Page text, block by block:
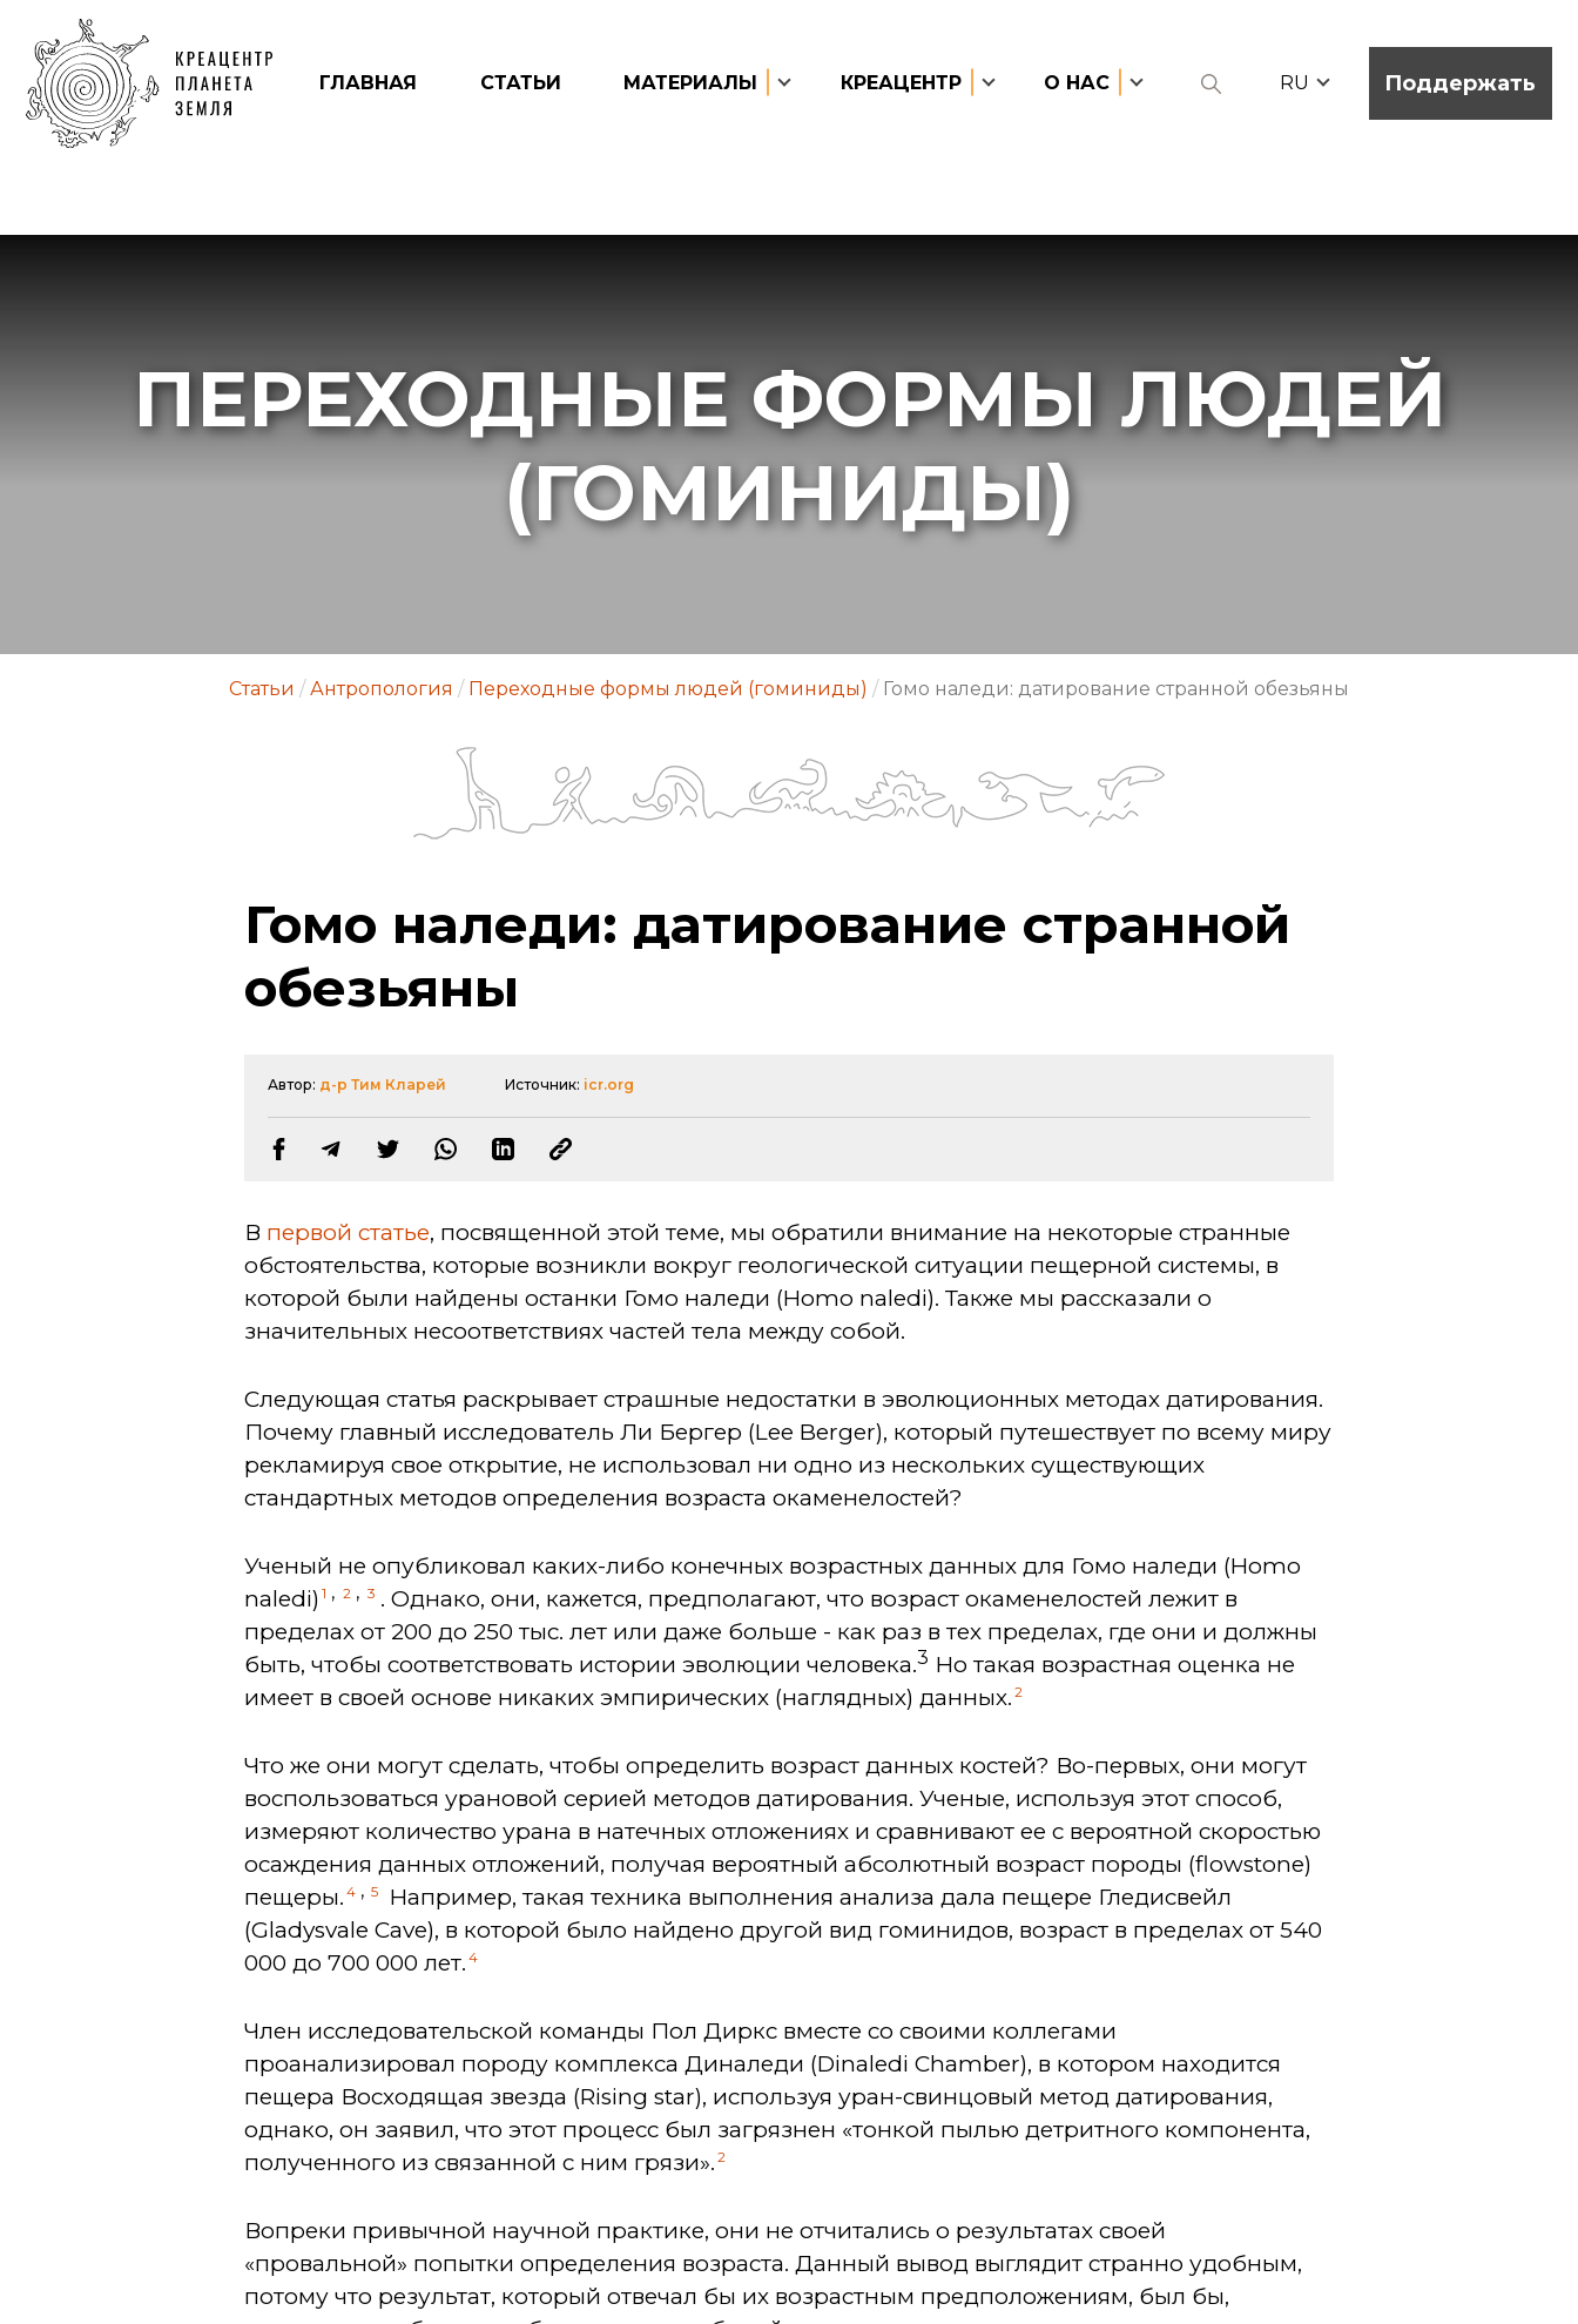
ГЛАВНАЯ СТАТЬИ МАТЕРИАЛЫ КРЕАЦЕНТР О НАС RU Поддержать
ПЕРЕХОДНЫЕ ФОРМЫ ЛЮДЕЙ
(ГОМИНИДЫ)
Статьи / Антропология / Переходные формы людей (гоминиды) / Гомо наледи: датирование странной обезьяны
Гомо наледи: датирование странной
обезьяны
Автор: д-р Тим Кларей Источник: icr.org
В первой статье, посвященной этой теме, мы обратили внимание на некоторые странные
обстоятельства, которые возникли вокруг геологической ситуации пещерной системы, в
которой были найдены останки Гомо наледи (Homo naledi). Также мы рассказали о
значительных несоответствиях частей тела между собой.
Следующая статья раскрывает страшные недостатки в эволюционных методах датирования.
Почему главный исследователь Ли Бергер (Lee Berger), который путешествует по всему миру
рекламируя свое открытие, не использовал ни одно из нескольких существующих
стандартных методов определения возраста окаменелостей?
Ученый не опубликовал каких-либо конечных возрастных данных для Гомо наледи (Homo
naledi) 1 , 2 , 3 . Однако, они, кажется, предполагают, что возраст окаменелостей лежит в
пределах от 200 до 250 тыс. лет или даже больше - как раз в тех пределах, где они и должны
быть, чтобы соответствовать истории эволюции человека.3 Но такая возрастная оценка не
имеет в своей основе никаких эмпирических (наглядных) данных. 2
Что же они могут сделать, чтобы определить возраст данных костей? Во-первых, они могут
воспользоваться урановой серией методов датирования. Ученые, используя этот способ,
измеряют количество урана в натечных отложениях и сравнивают ее с вероятной скоростью
осаждения данных отложений, получая вероятный абсолютный возраст породы (flowstone)
пещеры. 4 , 5
Например, такая техника выполнения анализа дала пещере Гледисвейл
(Gladysvale Cave), в которой было найдено другой вид гоминидов, возраст в пределах от 540
000 до 700 000 лет. 4
Член исследовательской команды Пол Диркс вместе со своими коллегами
проанализировал породу комплекса Диналеди (Dinaledi Chamber), в котором находится
пещера Восходящая звезда (Rising star), используя уран-свинцовый метод датирования,
однако, он заявил, что этот процесс был загрязнен «тонкой пылью детритного компонента,
полученного из связанной с ним грязи». 2
Вопреки привычной научной практике, они не отчитались о результатах своей
«провальной» попытки определения возраста. Данный вывод выглядит странно удобным,
потому что результат, который отвечал бы их возрастным предположениям, был бы,